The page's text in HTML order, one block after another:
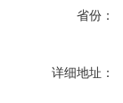
省份：
详细地址：